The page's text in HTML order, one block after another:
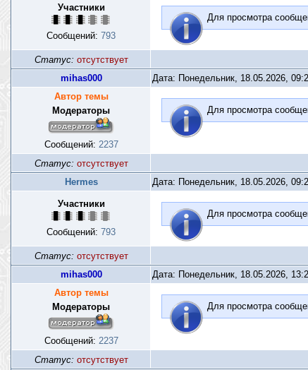
Участники
Сообщений: 793
Для просмотра
Статус: отсутствует
mihas000
Дата: Понедельник, 18.05.2026,
Автор темы
Модераторы
Сообщений: 2237
Для просмотра
Статус: отсутствует
Hermes
Дата: Понедельник, 18.05.2026,
Участники
Сообщений: 793
Для просмотра
Статус: отсутствует
mihas000
Дата: Понедельник, 18.05.2026,
Автор темы
Модераторы
Сообщений: 2237
Для просмотра
Статус: отсутствует